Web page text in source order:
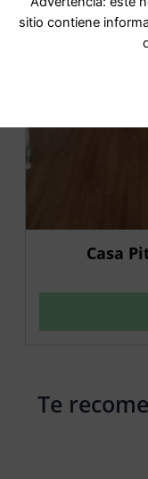
Casa
Te
sitio contiene